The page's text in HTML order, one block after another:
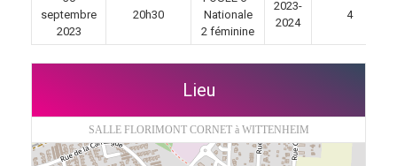
septembre
2023
20h30
Nationale
2 féminine
2023-
2024
4
Lieu
SALLE FLORIMONT CORNET à WITTENHEIM